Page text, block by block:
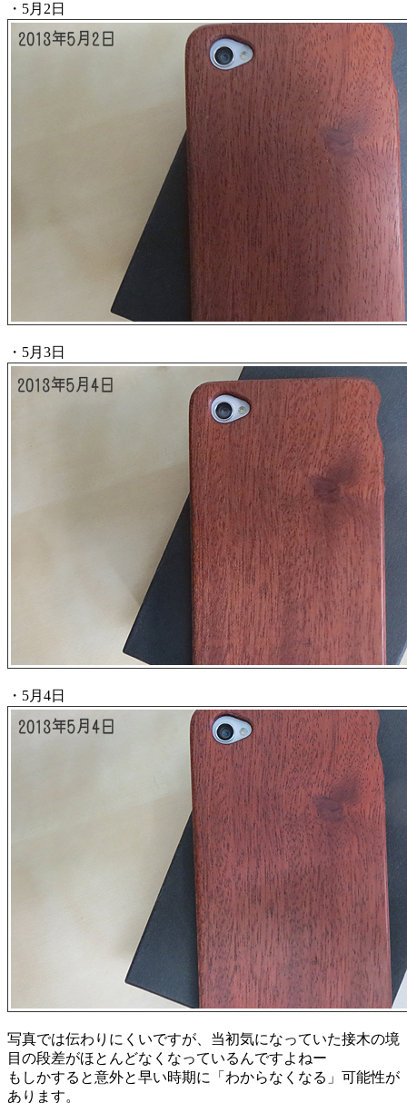
・5月2日
・5月3日
・5月4日
写真では伝わりにくいですが、当初気になっていた接木の境
目の段差がほとんどなくなっているんですよねー
もしかすると意外と早い時期に「わからなくなる」可能性が
あります。